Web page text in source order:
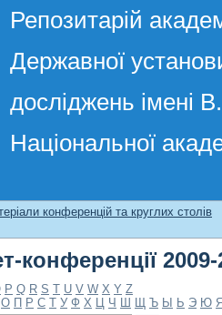
Репозитарій
Державної
досліджень імені
Національної
конференції
конференцій та круглих столів
конференції
P Q R S T U V W X Y Z
О П Р С Т У Ф Х Ц Ч Ш Щ Ъ Ы Ь Э Ю